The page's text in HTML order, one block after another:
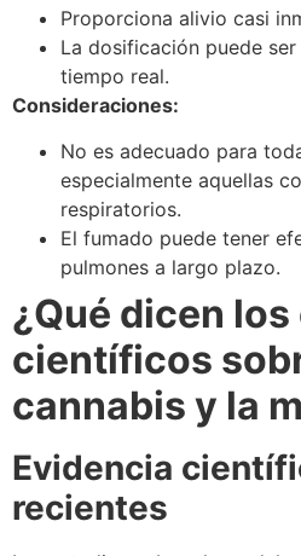
Proporciona alivio casi
La dosificación puede
tiempo real.
Consideraciones:
No es adecuado para
especialmente aquellas
respiratorios.
El fumado puede tener
pulmones a largo plazo.
¿Qué dicen
científicos
cannabis y la
Evidencia
recientes